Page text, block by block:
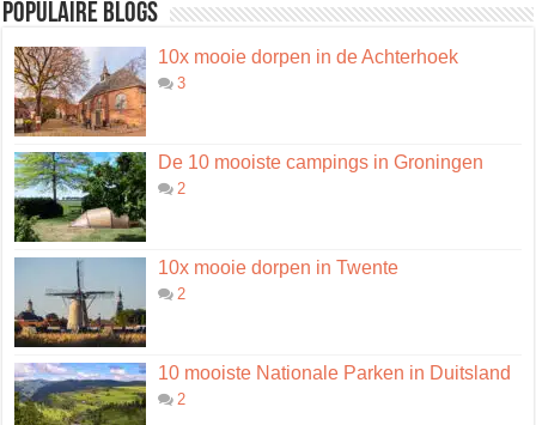
Populaire blogs
10x mooie dorpen in de Achterhoek
3
De 10 mooiste campings in Groningen
2
10x mooie dorpen in Twente
2
10 mooiste Nationale Parken in Duitsland
2